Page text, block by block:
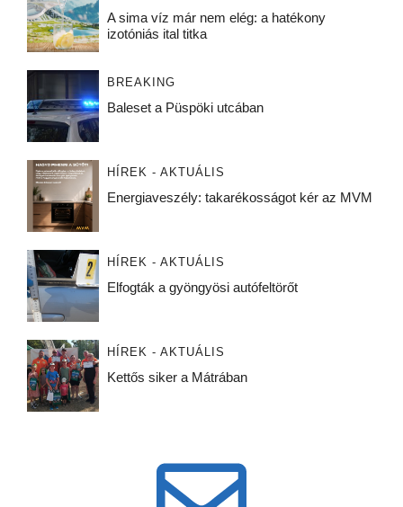
A sima víz már nem elég: a hatékony
izotóniás ital titka
BREAKING
Baleset a Püspöki utcában
HÍREK - AKTUÁLIS
Energiaveszély: takarékosságot kér az MVM
HÍREK - AKTUÁLIS
Elfogták a gyöngyösi autófeltörőt
HÍREK - AKTUÁLIS
Kettős siker a Mátrában